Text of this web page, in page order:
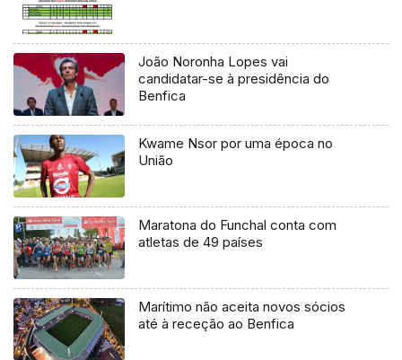
João Noronha Lopes vai
candidatar-se à presidência do
Benfica
Kwame Nsor por uma época no
União
Maratona do Funchal conta com
atletas de 49 países
Marítimo não aceita novos sócios
até à receção ao Benfica